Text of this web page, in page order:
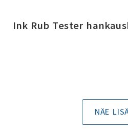
Ink Rub Tester
NÄE